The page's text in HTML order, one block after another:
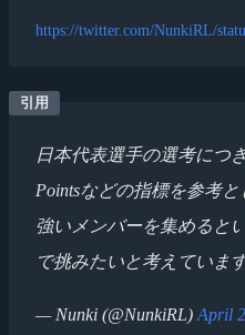
https://twitter.com/NunkiRL/
日本代表選手の選考につ
Pointsなどの指標を参考
強いメンバーを集めると
で挑みたいと考えていま
— Nunki (@NunkiRL) April